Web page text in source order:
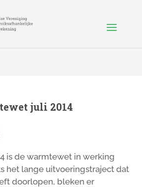
juli 2014
is de warmtewet in werking
het lange uitvoeringstraject dat
doorlopen, bleken er